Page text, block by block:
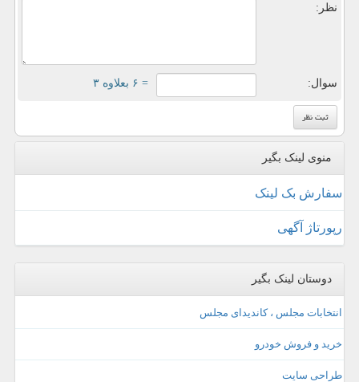
نظر:
سوال: = ۶ بعلاوه ۳
منوی لینک بگیر
سفارش بک لینک
رپورتاژ آگهی
دوستان لینک بگیر
انتخابات مجلس ، کاندیدای مجلس
خرید و فروش خودرو
طراحی سایت